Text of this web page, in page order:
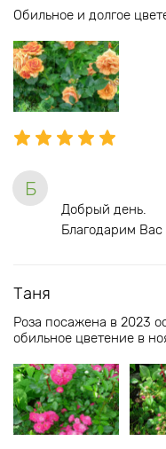
Обильное и долгое
Б
Добрый день.
Благодарим
Таня
Роза посажена в 2023
обильное цветение в